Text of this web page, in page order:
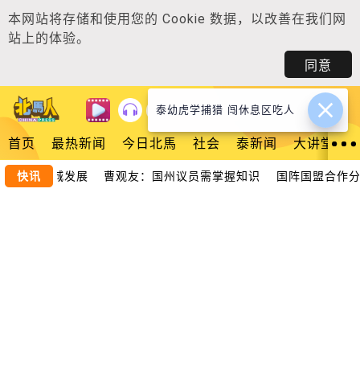
本网站将存储和使用您的 Cookie 数据，以改善在我们网
站上的体验。
同意
登入
首页 最热新闻 今日北馬 社会 泰新闻 大讲堂
快讯
究助推槟城发展 曹观友：国州议员需掌握知识 国阵国盟合作
泰幼虎学捕猎 闯休息区吃人